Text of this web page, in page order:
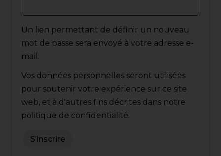
Un lien permettant de définir un nouveau
mot de passe sera envoyé à votre adresse e-
mail.
Vos données personnelles seront utilisées
pour soutenir votre expérience sur ce site
web, et à d'autres fins décrites dans notre
politique de confidentialité.
S’inscrire